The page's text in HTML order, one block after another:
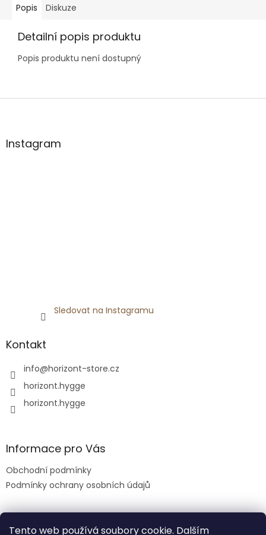
Tento web používá soubory cookie. Dalším
Popis Diskuze
Detailní popis produktu
Popis produktu není dostupný
Z
aInstagram
Sledovat na Instagramu
Kontakt
info@horizont-store.cz
horizont.hygge
horizont.hygge
Informace pro Vás
Obchodní podmínky
Podmínky ochrany osobních údajů